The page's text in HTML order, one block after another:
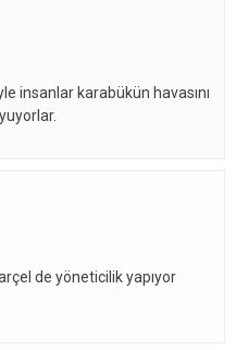
insanlar karabükün havasını
de yöneticilik yapıyor